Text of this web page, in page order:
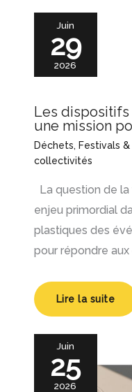
Juin
29
2026
Les dispositifs
une mission
Déchets, Festivals
collectivités
La question de
enjeu primordial
plastiques des
pour répondre aux
Lire la suite
Juin
25
2026